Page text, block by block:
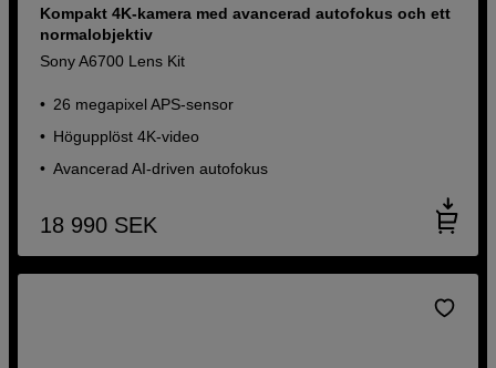
Kompakt 4K-kamera med avancerad autofokus och ett
normalobjektiv
Sony A6700 Lens Kit
26 megapixel APS-sensor
Högupplöst 4K-video
Avancerad AI-driven autofokus
18 990 SEK